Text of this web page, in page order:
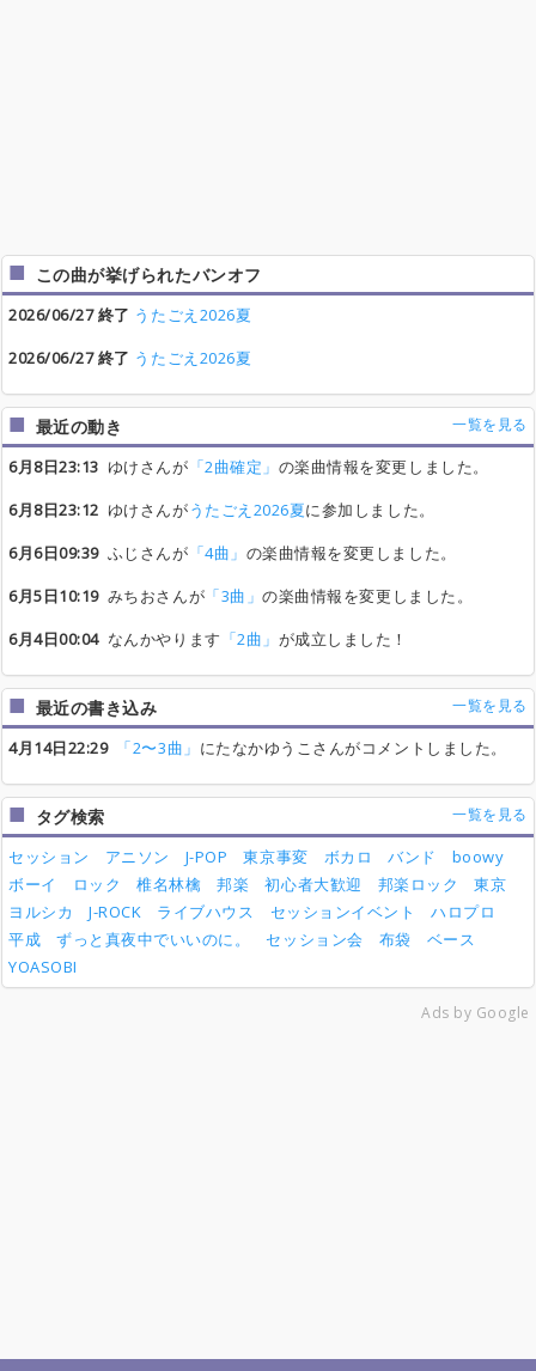
この曲が挙げられたバンオフ
2026/06/27 終了 うたごえ2026夏
2026/06/27 終了 うたごえ2026夏
最近の動き 一覧を見る
6月8日23:13 ゆけさんが 「2曲確定」 の楽曲情報を変更しました。
6月8日23:12 ゆけさんがうたごえ2026夏に参加しました。
6月6日09:39ふじさんが 「4曲」 の楽曲情報を変更しました。
6月5日10:19みちおさんが 「3曲」の楽曲情報を変更しました。
6月4日00:04なんかやります 「2曲」 が成立しました！
最近の書き込み 一覧を見る
4月14日22:29 「2〜3曲」 にたなかゆうこさんがコメントしました。
タグ検索 一覧を見る
セッション アニソン J-POP 東京事変 ボカロ バンド
boowy
ボーイ
ロック 椎名林檎 邦楽 初心者大歓迎 邦楽ロック
東京
ヨルシカ
J-ROCK ライブハウス セッションイベント
ハロプロ
平成
ずっと真夜中でいいのに。 セッション会 布袋
ベース
YOASOBI
Ads by Google